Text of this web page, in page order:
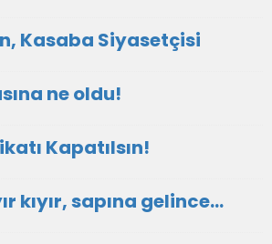
Kasaba Siyasetçisi
ne oldu!
Kapatılsın!
kıyır, sapına gelince…